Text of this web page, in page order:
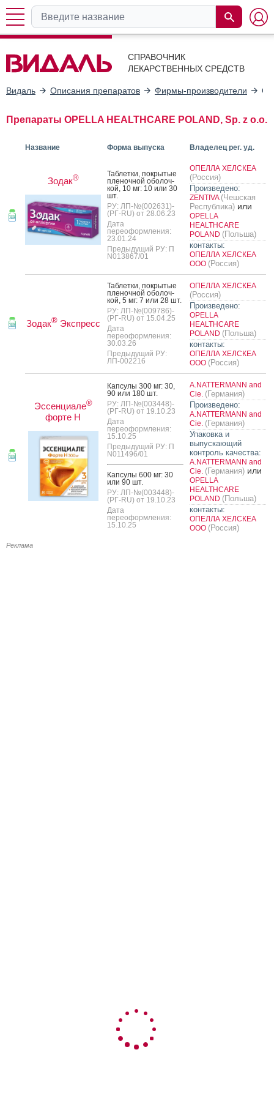
СПРАВОЧНИК
ЛЕКАРСТВЕННЫХ СРЕДСТВ
Видаль Описания препаратов Фирмы-производители
Препараты OPELLA HEALTHCARE POLAND, Sp. z o.o.
Название Форма выпуска Владелец рег. уд.
Зодак®
Таб­летки, пок­ры­тые
пле­ноч­ной обо­лоч­
кой, 10 мг: 10 или 30
шт.
РУ: ЛП-№(002631)-
(РГ-RU) от 28.06.23
Дата
переоформления:
23.01.24
Предыдущий РУ: П
N013867/01
ОПЕЛЛА ХЕЛСКЕА
(Россия)
Произведено:
ZENTIVA (Чешская
Республика) или
OPELLA
HEALTHCARE
POLAND (Польша)
контакты:
ОПЕЛЛА ХЕЛСКЕА
ООО (Россия)
Зодак®Экспресс
Таб­летки, пок­ры­тые
пле­ноч­ной обо­лоч­
кой, 5 мг: 7 или 28 шт.
РУ: ЛП-№(009786)-
(РГ-RU) от 15.04.25
Дата
переоформления:
30.03.26
Предыдущий РУ:
ЛП-002216
ОПЕЛЛА ХЕЛСКЕА
(Россия)
Произведено:
OPELLA
HEALTHCARE
POLAND (Польша)
контакты:
ОПЕЛЛА ХЕЛСКЕА
ООО (Россия)
Эссенциале®
форте Н
Кап­су­лы 300 мг: 30,
90 или 180 шт.
РУ: ЛП-№(003448)-
(РГ-RU) от 19.10.23
Дата
переоформления:
15.10.25
Предыдущий РУ: П
N011496/01
Кап­су­лы 600 мг: 30
или 90 шт.
РУ: ЛП-№(003448)-
(РГ-RU) от 19.10.23
Дата
переоформления:
15.10.25
A.NATTERMANN and
Cie. (Германия)
Произведено:
A.NATTERMANN and
Cie. (Германия)
Упаковка и
выпускающий
контроль качества:
A.NATTERMANN and
Cie. (Германия) или
OPELLA
HEALTHCARE
POLAND (Польша)
контакты:
ОПЕЛЛА ХЕЛСКЕА
ООО (Россия)
Реклама